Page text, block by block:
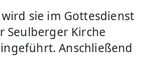
sie im Gottesdienst
Seulberger Kirche
Anschließend